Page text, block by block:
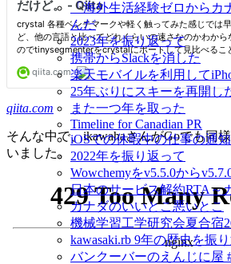
「海外生活経験ゼロからカ
んだ
2023年を振り返って
携帯からSlackを消した
楽天モバイルを利用して
25年ぶりにスキーを再開し
また一つ年を取った
Timeline for Canadian PR
iOSでの休暇中の仕事の通
2022年を振り返って
Wowchemyをv5.5.0から
日本のサービス解約RTA～
カナダのいいとこ悪いとこ
機械学習工学研究会夏合宿
kawasaki.rb 9年の歴史を振
バンクーバーのえんじに屋
qiita.com
そんな中で、ikawahaさんがGoでも同
いました。